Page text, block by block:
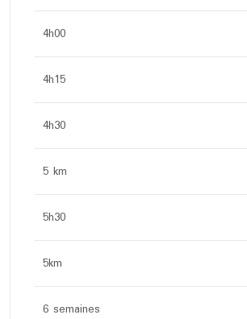
4h00
4h15
4h30
5 km
5h30
5km
6 semaines